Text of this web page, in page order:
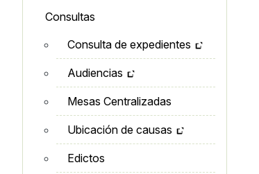
Lateral - Menú secundario
Consultas
Consulta de expedientes
Audiencias
Mesas Centralizadas
Ubicación de causas
Edictos